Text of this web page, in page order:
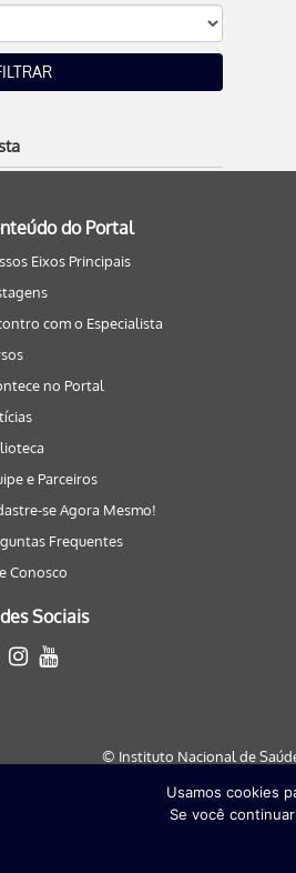
do Portal
Eixos Principais
com o Especialista
no Portal
e Parceiros
se Agora Mesmo!
Frequentes
Conosco
Sociais
© Instituto Nacional de
Este site será melhor visualizado nos
Usamos cookies
Se você